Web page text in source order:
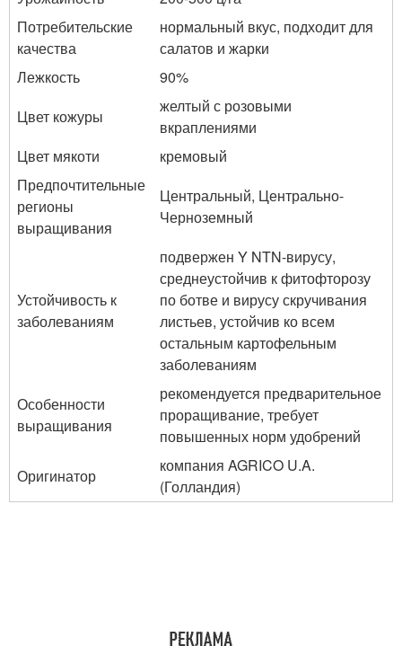
Потребительские
качества
нормальный вкус, подходит для
салатов и жарки
Лежкость
90%
Цвет кожуры
желтый с розовыми
вкраплениями
Цвет мякоти
кремовый
Предпочтительные
регионы
выращивания
Центральный, Центрально-
Черноземный
Устойчивость к
заболеваниям
подвержен Y NTN-вирусу,
среднеустойчив к фитофторозу
по ботве и вирусу скручивания
листьев, устойчив ко всем
остальным картофельным
заболеваниям
Особенности
выращивания
рекомендуется предварительное
проращивание, требует
повышенных норм удобрений
Оригинатор
компания AGRICO U.A.
(Голландия)